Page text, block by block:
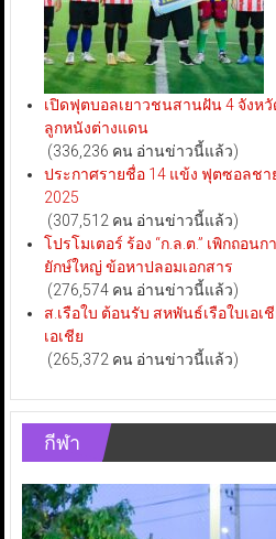
เปิดฟุตบอลเยาวชนสานฝัน 4 จังห
ลูกหนังต่างแดน
(336,236 คน อ่านข่าวนี้แล้ว)
ประกาศรายชื่อ 14 แข้ง ฟุตซอลช
2025
(307,512 คน อ่านข่าวนี้แล้ว)
โปรโมเตอร์ ร้อง “ก.ล.ต.” เพิกถอ
ยักษ์ใหญ่ ข้อหาปลอมเอกสาร
(276,574 คน อ่านข่าวนี้แล้ว)
ส.เรือใบ ต้อนรับ สหพันธ์เรือใบเอ
เอเชีย
(265,372 คน อ่านข่าวนี้แล้ว)
กีฬา